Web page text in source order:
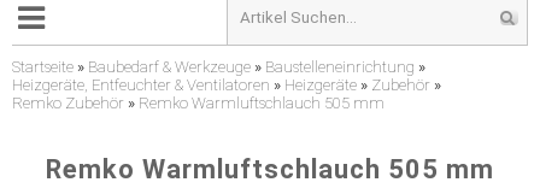
Startseite » Baubedarf & Werkzeuge » Baustelleneinrichtung »
Heizgeräte, Entfeuchter & Ventilatoren » Heizgeräte » Zubehör »
Remko Zubehör » Remko Warmluftschlauch 505 mm
Remko Warmluftschlauch 505 mm